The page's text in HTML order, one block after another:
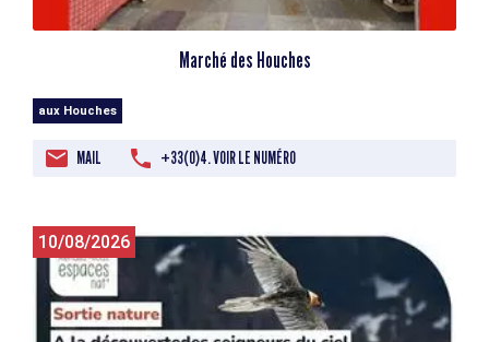
Marché des Houches
aux Houches
MAIL +33(0)4. VOIR LE NUMÉRO
10/08/2026